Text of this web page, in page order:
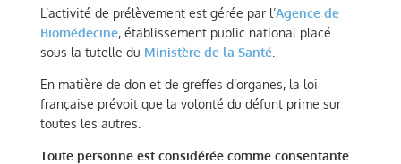
L’activité de prélèvement est gérée par l’Agence de
Biomédecine, établissement public national placé
sous la tutelle du Ministère de la Santé.
En matière de don et de greffes d’organes, la loi
française prévoit que la volonté du défunt prime sur
toutes les autres.
Toute personne est considérée comme consentante